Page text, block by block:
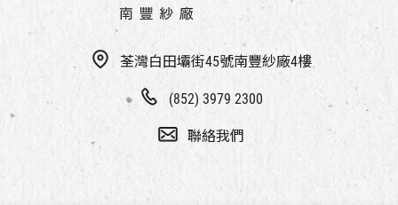
荃灣白田壩街45號南豐紗廠4樓
(852) 3979 2300
聯絡我們